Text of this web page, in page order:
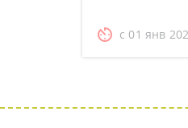
с 01 янв